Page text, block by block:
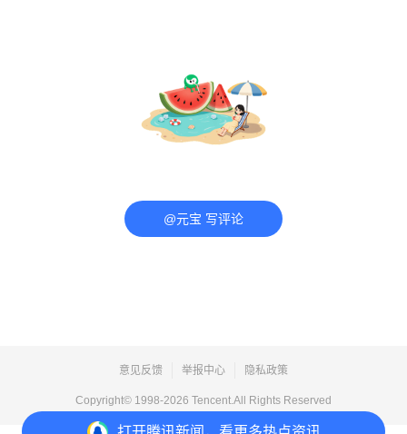
@元宝 写评论
意见反馈 举报中心 隐私政策
Copyright© 1998-2026 Tencent.All Rights Reserved